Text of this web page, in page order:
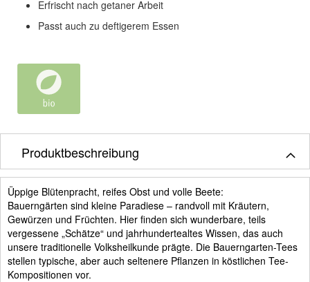
Erfrischt nach getaner Arbeit
Passt auch zu deftigerem Essen
Produktbeschreibung
Üppige Blütenpracht, reifes Obst und volle Beete:
Bauerngärten sind kleine Paradiese – randvoll mit Kräutern,
Gewürzen und Früchten. Hier finden sich wunderbare, teils
vergessene „Schätze“ und jahrhundertealtes Wissen, das auch
unsere traditionelle Volksheilkunde prägte. Die Bauerngarten-Tees
stellen typische, aber auch seltenere Pflanzen in köstlichen Tee-
Kompositionen vor.